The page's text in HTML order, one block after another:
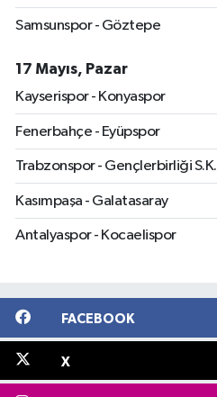
Samsunspor - Göztepe
17 Mayıs, Pazar
Kayserispor - Konyaspor
Fenerbahçe - Eyüpspor
Trabzonspor - Gençlerbirliği S.K.
Kasımpaşa - Galatasaray
Antalyaspor - Kocaelispor
FACEBOOK
X